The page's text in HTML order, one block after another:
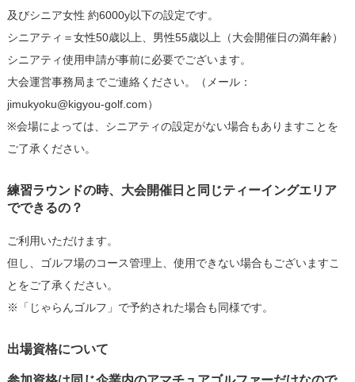
及びシニア女性 約6000y以下の設定です。
シニアティ＝女性50歳以上、男性55歳以上（大会開催日の満年齢）
シニアティ使用申請が事前に必要でございます。
大会運営事務局までご連絡ください。（メール：
jimukyoku@kigyou-golf.com）
※会場によっては、シニアティの設定がない場合もありますことを
ご了承ください。
練習ラウンドの時、大会開催日と同じティーイングエリア
でできるの？
ご利用いただけます。
但し、ゴルフ場のコース管理上、使用できない場合もございますこ
とをご了承ください。
※「じゃらんゴルフ」で予約された場合も同様です。
出場資格について